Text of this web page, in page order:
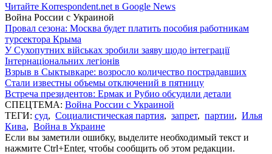
Читайте Korrespondent.net в Google News
Война России с Украиной
Провал сезона: Москва будет платить пособия работникам
турсектора Крыма
У Сухопутних військах зробили заяву щодо інтеграції
Інтернаціональних легіонів
Взрыв в Сыктывкаре: возросло количество пострадавших
Стали известны объемы отключений в пятницу
Встреча президентов: Ермак и Рубио обсудили детали
СПЕЦТЕМА: Война России с Украиной
ТЕГИ: суд, Социалистическая партия, запрет, партии, Илья
Кива, Война в Украине
Если вы заметили ошибку, выделите необходимый текст и
нажмите Ctrl+Enter, чтобы сообщить об этом редакции.